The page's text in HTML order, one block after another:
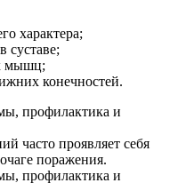
характера;
суставе;
мышц;
конечностей.
часто проявляет себя
поражения.